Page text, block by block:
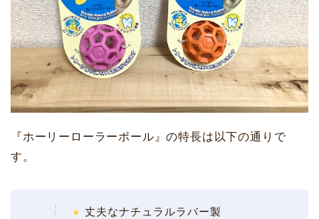
『ホーリーローラーボール』の特長は以下の通りで
す。
丈夫なナチュラルラバー製